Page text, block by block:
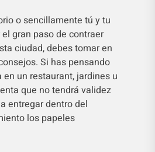
o sencillamente tú y tu
gran paso de contraer
ciudad, debes tomar en
Si has pensando
un restaurant, jardines u
que no tendrá validez
entregar dentro del
los papeles